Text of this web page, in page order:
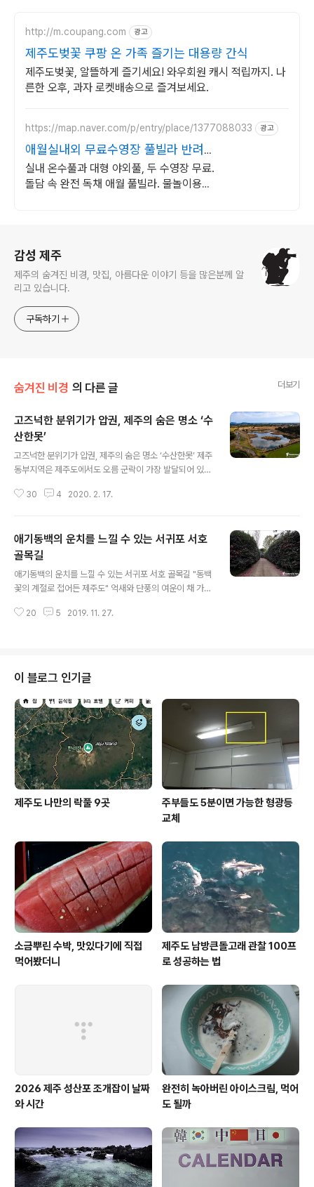
http://m.coupang.com 광고
제주도벚꽃 쿠팡 온 가족 즐기는 대용량 간식
제주도벚꽃, 알뜰하게 즐기세요! 와우회원 캐시 적립까지. 나
른한 오후, 과자 로켓배송으로 즐겨보세요.
https://map.naver.com/p/entry/place/1377088033 광고
애월실내외 무료수영장 풀빌라 반려견
동반 이국적 감성숙소
실내 온수풀과 대형 야외풀, 두 수영장 무료.
돌담 속 완전 독채 애월 풀빌라. 물놀이용품
감성 제주
제주의 숨겨진 비경, 맛집, 아름다운 이야기 등을 많은분께 알
리고 있습니다.
구독하기
숨겨진 비경 의 다른 글 더보기
고즈넉한 분위기가 압권, 제주의 숨은 명소 ‘수
산한못’
고즈넉한 분위기가 압권, 제주의 숨은 명소 ‘수산한못’ 제주
동부지역은 제주도에서도 오름 군락이 가장 발달되어 있는
생각하면 되는데요, 한라산과의 사이에는 백약이, 아부, 동
산봉이 장엄하게 한눈에 들어오는 지역, 바로 수산리 일대
입니다. 중산간 마을인 수산리, 그 중에도 목장지대의 초원
으로 형성되어 인적이 드문 곳에 고즈넉한 풍경을 간직한
‘못’ 하나가 눈에 들어옵니다. 얼핏 보면 자연적으로 형성된
습지처럼 보이지만 과거 마소에게 물을 먹이기 위한 조성
된 연못이라고 하는데, 연못주변으로 사람들이 쉬어 갈수
30 4 2020. 2. 17.
애기동백의 운치를 느낄 수 있는 서귀포 서호
골목길
애기동백의 운치를 느낄 수 있는 서귀포 서호 골목길 "동백
꽃의 계절로 접어든 제주도" 억새와 단풍의 여운이 채 가시
절마다 사람들의 이목을 끄는 식물들이 있는데요, 겨울철
방법이라면 동백은 봉오리 채 떨어지는데 비해 애기동백은
꽃잎이 하나씩 떨어집니다. 옅은 향기도 있고, 떨어진 꽃잎
을 보면 분홍빛 양탄자를 깔아 놓은 듯 아주 이색적인 풍경
을 만들어냅니다. 제주도에서 애기동백으로 유명한 마을은
서귀포 남원읍에 있는 위미리 마을입니다. 대규모 농원에
식재를 하여 군락을 이룸으로서 사람들로..
20 5 2019. 11. 27.
이 블로그 인기글
제주도 나만의 락풀 9곳
주부들도 5분이면 가능한 형광등
교체
소금뿌린 수박, 맛있다기에 직접
먹어봤더니
제주도 남방큰돌고래 관찰 100프
로 성공하는 법
2026 제주 성산포 조개잡이 날짜
와 시간
완전히 녹아버린 아이스크림, 먹어
도 될까